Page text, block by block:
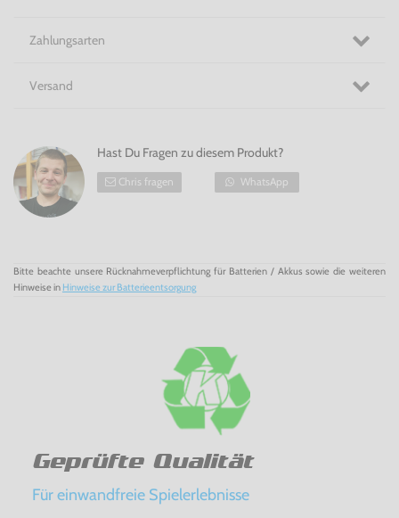
Zahlungsarten
Versand
Hast Du Fragen zu diesem Produkt?
Chris fragen WhatsApp
Bitte beachte unsere Rücknahmeverpflichtung für Batterien / Akkus sowie die weiteren
Hinweise in Hinweise zur Batterieentsorgung
Geprüfte Qualität
Für einwandfreie Spielerlebnisse